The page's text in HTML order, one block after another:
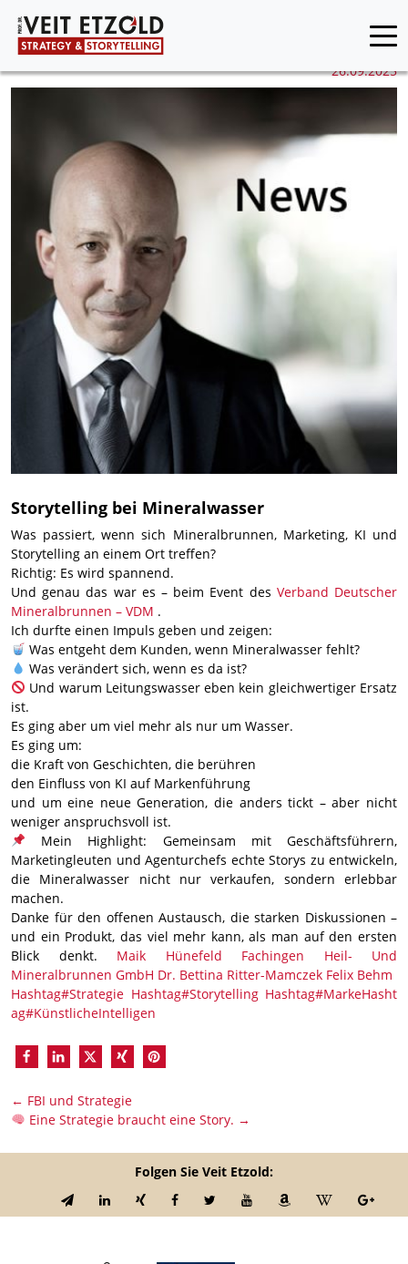
26.09.2025
Storytelling bei Mineralwasser
Was passiert, wenn sich Mineralbrunnen, Marketing, KI und
Storytelling an einem Ort treffen?
Richtig: Es wird spannend.
Und genau das war es – beim Event des Verband Deutscher
Mineralbrunnen – VDM .
Ich durfte einen Impuls geben und zeigen:
Was entgeht dem Kunden, wenn Mineralwasser fehlt?
Was verändert sich, wenn es da ist?
Und warum Leitungswasser eben kein gleichwertiger Ersatz
ist.
Es ging aber um viel mehr als nur um Wasser.
Es ging um:
die Kraft von Geschichten, die berühren
den Einfluss von KI auf Markenführung
und um eine neue Generation, die anders tickt – aber nicht
weniger anspruchsvoll ist.
Mein Highlight: Gemeinsam mit Geschäftsführern,
Marketingleuten und Agenturchefs echte Storys zu entwickeln,
die Mineralwasser nicht nur verkaufen, sondern erlebbar
machen.
Danke für den offenen Austausch, die starken Diskussionen –
und ein Produkt, das viel mehr kann, als man auf den ersten
Blick denkt. Maik Hünefeld
Fachingen Heil- Und
Mineralbrunnen GmbH Dr. Bettina Ritter-Mamczek Felix Behm
Hashtag#Strategie Hashtag#Storytelling Hashtag#MarkeHasht
ag#KünstlicheIntelligen
← FBI und Strategie
Eine Strategie braucht eine Story. →
Folgen Sie Veit Etzold: